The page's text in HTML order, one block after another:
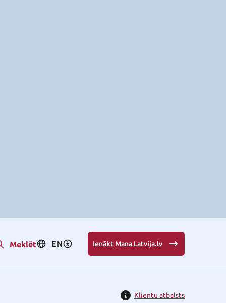
Meklēt EN Ienākt Mana Latvija.lv
Klientu atbalsts